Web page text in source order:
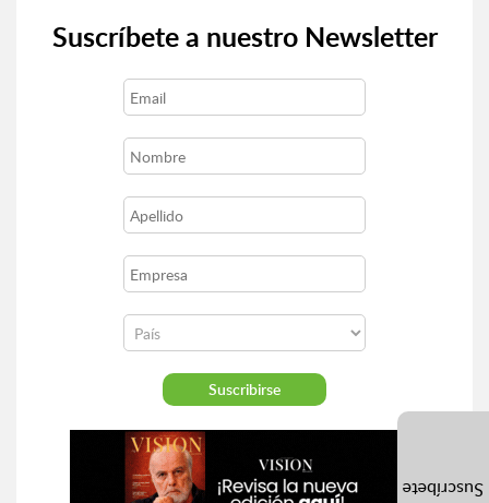
Suscríbete a nuestro Newsletter
Suscríbete